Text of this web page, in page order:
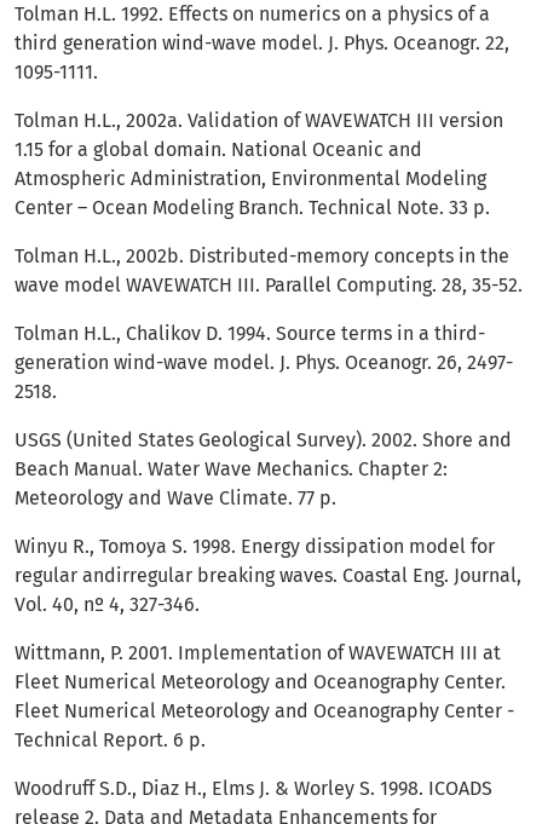
Tolman H.L. 1992. Effects on numerics on a physics of a
third generation wind-wave model. J. Phys. Oceanogr. 22,
1095-1111.
Tolman H.L., 2002a. Validation of WAVEWATCH III version
1.15 for a global domain. National Oceanic and
Atmospheric Administration, Environmental Modeling
Center – Ocean Modeling Branch. Technical Note. 33 p.
Tolman H.L., 2002b. Distributed-memory concepts in the
wave model WAVEWATCH III. Parallel Computing. 28, 35-52.
Tolman H.L., Chalikov D. 1994. Source terms in a third-
generation wind-wave model. J. Phys. Oceanogr. 26, 2497-
2518.
USGS (United States Geological Survey). 2002. Shore and
Beach Manual. Water Wave Mechanics. Chapter 2:
Meteorology and Wave Climate. 77 p.
Winyu R., Tomoya S. 1998. Energy dissipation model for
regular andirregular breaking waves. Coastal Eng. Journal,
Vol. 40, nº 4, 327-346.
Wittmann, P. 2001. Implementation of WAVEWATCH III at
Fleet Numerical Meteorology and Oceanography Center.
Fleet Numerical Meteorology and Oceanography Center -
Technical Report. 6 p.
Woodruff S.D., Diaz H., Elms J. & Worley S. 1998. ICOADS
release 2. Data and Metadata Enhancements for